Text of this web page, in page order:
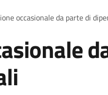
occasionale da parte di